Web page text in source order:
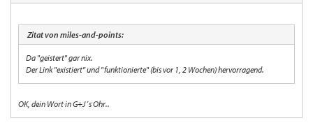
Zitat von miles-and-points:
Da "geistert" gar nix.
Der Link "existiert" und "funktionierte" (bis vor 1, 2 Wochen) hervorragend.
OK, dein Wort in G+J´s Ohr..